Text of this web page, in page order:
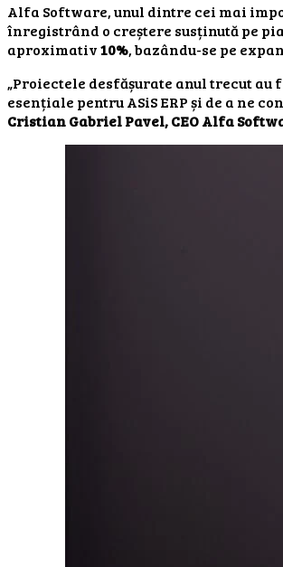
Alfa Software, unul dintre cei mai
înregistrând o creștere susținută pe
aproximativ10%, bazându-se pe
„Proiectele desfășurate anul trecut
esențiale pentru ASiS ERP și de a ne
Cristian Gabriel Pavel, CEO Alfa